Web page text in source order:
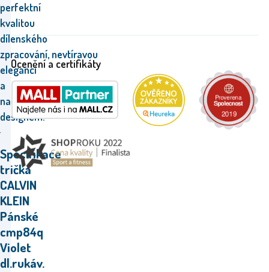
perfektní
kvalitou
dílenského
zpracování, nevtíravou
eleganci
a
nadčasovým
designem.
Specifikace
trička
CALVIN
KLEIN
Pánské
cmp84q
Violet
dl.rukáv.
Ocenění a certifikáty